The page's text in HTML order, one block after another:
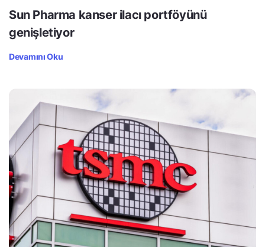
Sun Pharma kanser ilacı portföyünü
genişletiyor
Devamını Oku